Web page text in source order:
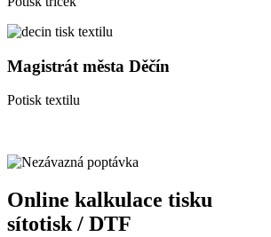
Magistrát města Děčín
Potisk textilu
Online kalkulace tisku
sítotisk / DTF